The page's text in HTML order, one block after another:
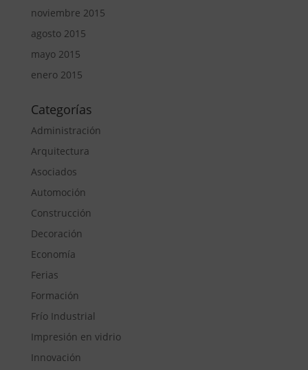
noviembre 2015
agosto 2015
mayo 2015
enero 2015
Categorías
Administración
Arquitectura
Asociados
Automoción
Construcción
Decoración
Economía
Ferias
Formación
Frío Industrial
Impresión en vidrio
Innovación